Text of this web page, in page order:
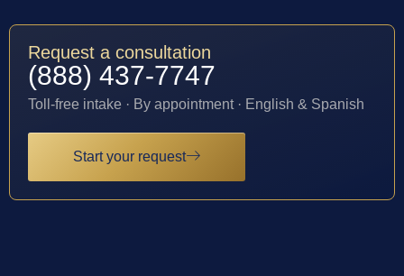
Request a consultation
(888) 437-7747
Toll-free intake · By appointment · English & Spanish
Start your request